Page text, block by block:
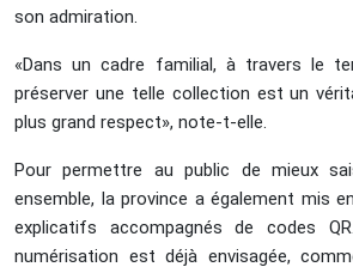
son admiration.
«Dans un cadre familial, à travers le
préserver une telle collection est un
plus grand respect», note-t-elle.
Pour permettre au public de mieux
ensemble, la province a également mis
explicatifs accompagnés de codes
numérisation est déjà envisagée,